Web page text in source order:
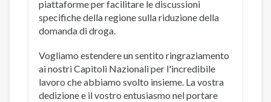
piattaforme per facilitare le discussioni
specifiche della regione sulla riduzione della
domanda di droga.
Vogliamo estendere un sentito ringraziamento
ai nostri Capitoli Nazionali per l'incredibile
lavoro che abbiamo svolto insieme. La vostra
dedizione e il vostro entusiasmo nel portare